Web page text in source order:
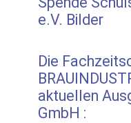
e.V. Bilder
Die
aktuellen
GmbH :